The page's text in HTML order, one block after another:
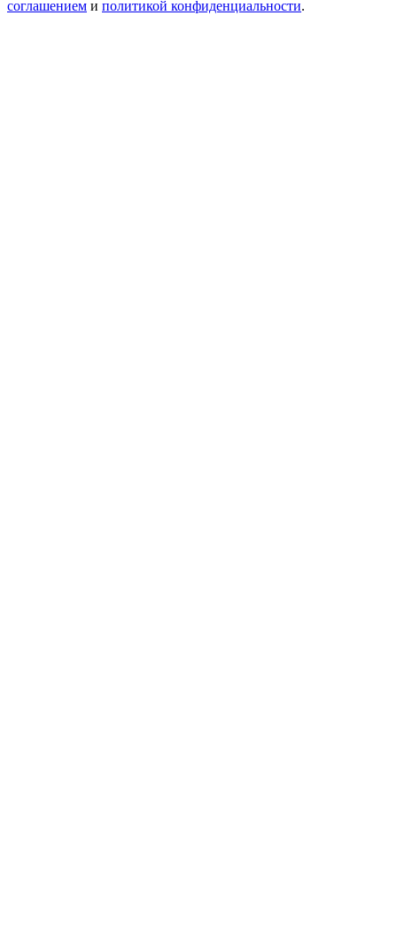
соглашением и политикой конфиденциальности.